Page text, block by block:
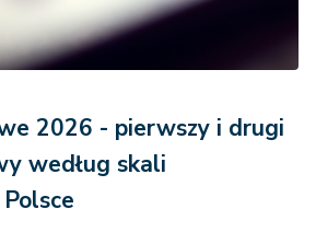
2026 - pierwszy i drugi
według skali